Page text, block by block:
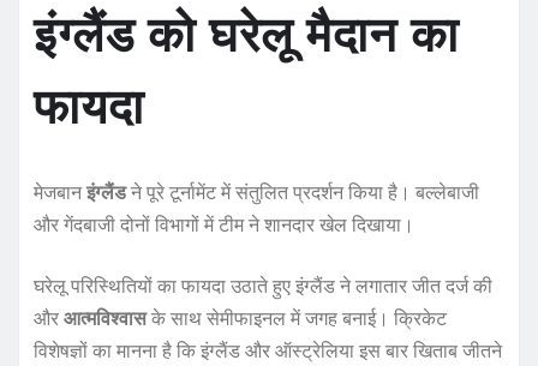
इंग्लैंड को घरेलू मैदान का
फायदा
मेजबानइंग्लैंडने पूरे टूर्नामेंट में संतुलित प्रदर्शन किया है। बल्लेबाजी
और गेंदबाजी दोनों विभागों में टीम ने शानदार खेल दिखाया।
घरेलू परिस्थितियों का फायदा उठाते हुए इंग्लैंड ने लगातार जीत दर्ज की
औरआत्मविश्वासके साथ सेमीफाइनल में जगह बनाई। क्रिकेट
विशेषज्ञों का मानना है कि इंग्लैंड और ऑस्ट्रेलिया इस बार खिताब जीतने